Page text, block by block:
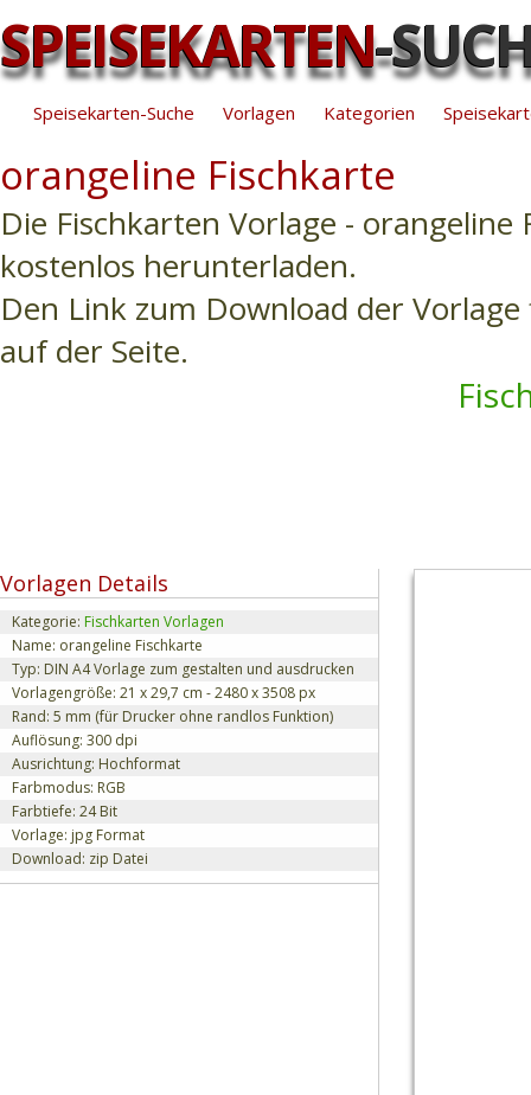
SPEISEKARTEN-
Speisekarten-Suche Vorlagen Kategorien
orangeline Fischkarte
Die Fischkarten Vorlage - orangeline
kostenlos herunterladen.
Den Link zum Download der
auf der Seite.
Vorlagen Details
Kategorie: Fischkarten Vorlagen
Name: orangeline Fischkarte
Typ: DIN A4 Vorlage zum gestalten und ausdrucken
Vorlagengröße: 21 x 29,7 cm - 2480 x 3508 px
Rand: 5 mm (für Drucker ohne randlos Funktion)
Auflösung: 300 dpi
Ausrichtung: Hochformat
Farbmodus: RGB
Farbtiefe: 24 Bit
Vorlage: jpg Format
Download: zip Datei